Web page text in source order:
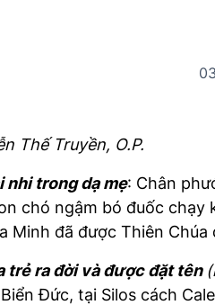
Thế Truyền, O.P.
nhi trong dạ mẹ: Chân
chó ngậm bó đuốc chạy
Minh đã được Thiên
trẻ ra đời và được đặt tên
Đức, tại Silos cách